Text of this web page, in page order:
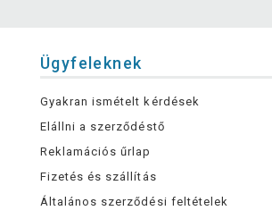
Ügyfeleknek
Gyakran ismételt kérdések
Elállni a szerződéstő
Reklamációs űrlap
Fizetés és szállítás
Általános szerződési feltételek